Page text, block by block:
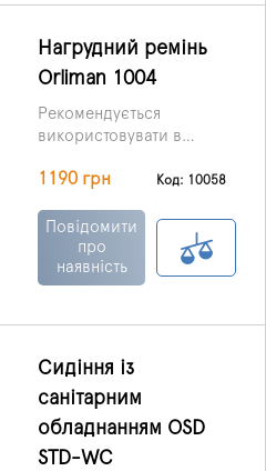
Нагрудний ремінь
Orliman 1004
Рекомендується
використовувати в
метою запобігання
1190 грн Код: 10058
Повідомити
про
наявність
Сидіння із
санітарним
обладнанням OSD
STD-WC